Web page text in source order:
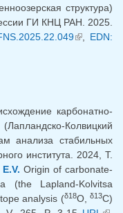
структура)
ГИ КНЦ РАН. 2025.
(link is
, EDN:
карбонатно-
Колвицкий
анализа стабильных
института. 2024, Т.
Origin of carbonate-
Lapland-Kolvitsa
analysis (δ18O, δ13C)